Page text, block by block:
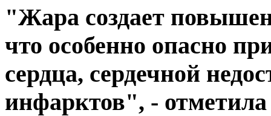
"Жара создает
что особенно опасно
сердца, сердечной
инфарктов", - отметила